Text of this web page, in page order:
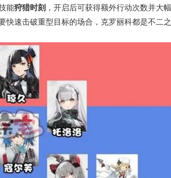
能狩猎时刻 ，开启后可获得额外行动次数并大
速击破重型目标的场合，克罗丽科都是不二之
一看吓一跳：雷死人不偿命
的囧图集（1170）